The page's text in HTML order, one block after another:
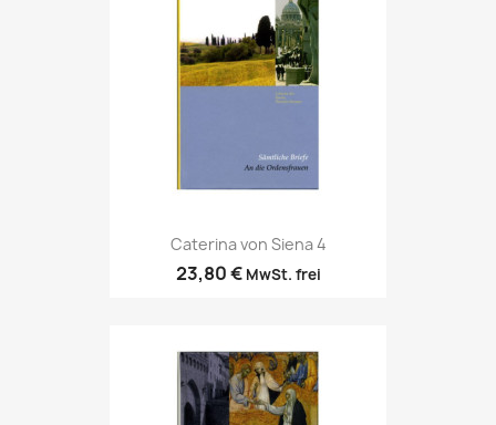
Caterina von Siena 4
23,80 € MwSt. frei